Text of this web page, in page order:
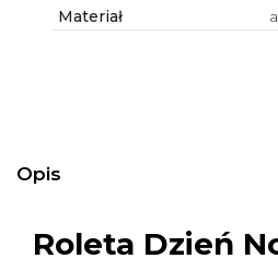
Materiał
Opis
Roleta Dzień